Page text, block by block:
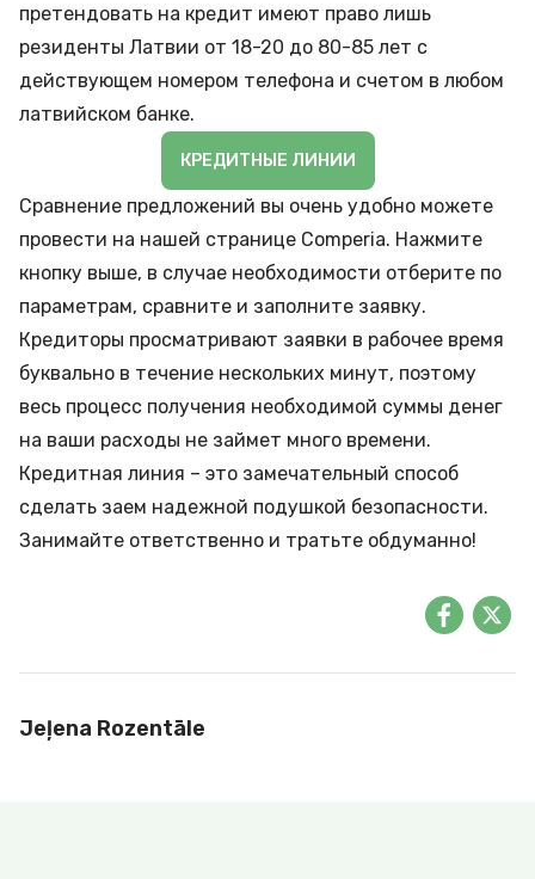
претендовать на кредит имеют право лишь
резиденты Латвии от 18-20 до 80-85 лет с
действующем номером телефона и счетом в любом
латвийском банке.
КРЕДИТНЫЕ ЛИНИИ
Сравнение предложений вы очень удобно можете
провести на нашей странице Comperia. Нажмите
кнопку выше, в случае необходимости отберите по
параметрам, сравните и заполните заявку.
Кредиторы просматривают заявки в рабочее время
буквально в течение нескольких минут, поэтому
весь процесс получения необходимой суммы денег
на ваши расходы не займет много времени.
Кредитная линия – это замечательный способ
сделать заем надежной подушкой безопасности.
Занимайте ответственно и тратьте обдуманно!
Jeļena Rozentāle